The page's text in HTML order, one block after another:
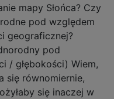
mapy Słońca? Czy
pod względem
geograficznej?
pod
/ głębokości) Wiem,
się równomiernie,
się inaczej w